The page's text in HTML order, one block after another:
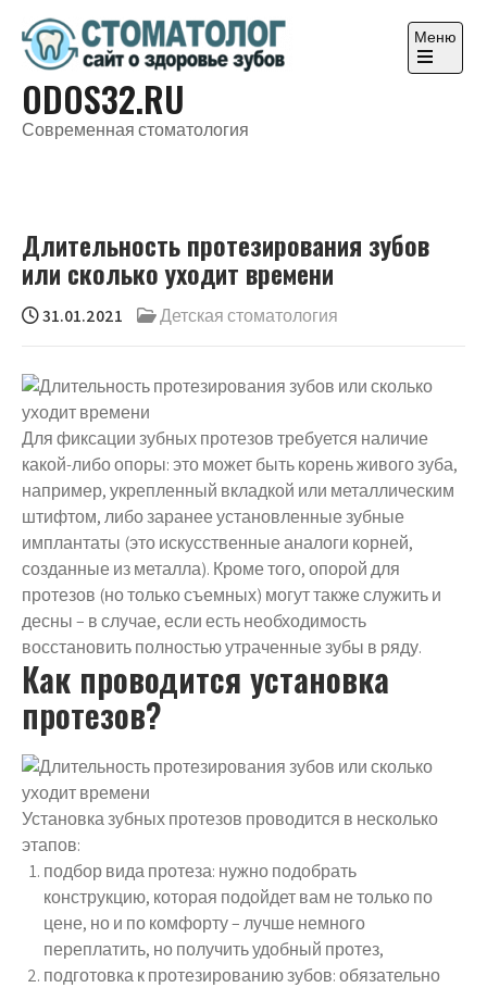
содержимому
ODOS32.RU
Современная стоматология
Меню
Откройте
Длительность протезирования зубов
или сколько уходит времени
31.01.2021 Детская стоматология
Для фиксации зубных протезов требуется наличие
какой-либо опоры: это может быть корень живого зуба,
например, укрепленный вкладкой или металлическим
штифтом, либо заранее установленные зубные
имплантаты (это искусственные аналоги корней,
созданные из металла). Кроме того, опорой для
протезов (но только съемных) могут также служить и
десны – в случае, если есть необходимость
восстановить полностью утраченные зубы в ряду.
Как проводится установка
протезов?
Установка зубных протезов проводится в несколько
этапов:
подбор вида протеза: нужно подобрать
конструкцию, которая подойдет вам не только по
цене, но и по комфорту – лучше немного
переплатить, но получить удобный протез,
подготовка к протезированию зубов: обязательно